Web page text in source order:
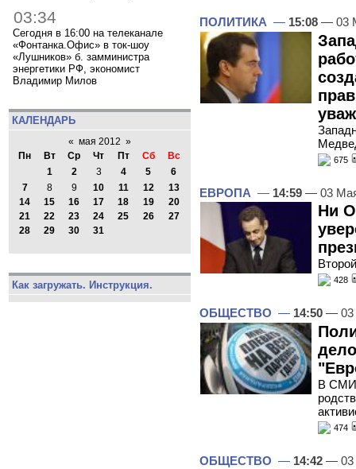
03:34
Сегодня в 16:00 на телеканале
«Фонтанка.Офис» в ток-шоу
«Лушников» б. замминистра
энергетики РФ, экономист
Владимир Милов
КАЛЕНДАРЬ
« мая 2012 »
Пн
Вт Ср Чт Пт Сб
Вс
1
2 3 4 5
6
7
8 9 10 11 12
13
14
15 16 17 18 19
20
21
22 23 24 25 26
27
28
29 30 31
Как загружать. Инструкция.
ПОЛИТИКА — 15:08 — 03
675
ЕВРОПА — 14:59 — 03
Ни
428
ОБЩЕСТВО — 14:50 — 03
В СМИ
474
ОБЩЕСТВО — 14:42 — 03